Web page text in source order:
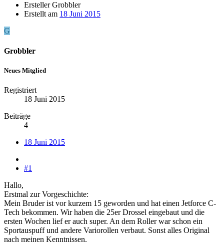
ErstellerGrobbler
Erstellt am 18 Juni 2015
G
Grobbler
Neues Mitglied
Registriert
18 Juni 2015
Beiträge
4
18 Juni 2015
#1
Hallo,
Erstmal zur Vorgeschichte:
Mein Bruder ist vor kurzem 15 geworden und hat einen Jetforce C-
Tech bekommen. Wir haben die 25er Drossel eingebaut und die
ersten Wochen lief er auch super. An dem Roller war schon ein
Sportauspuff und andere Variorollen verbaut. Sonst alles Original
nach meinen Kenntnissen.